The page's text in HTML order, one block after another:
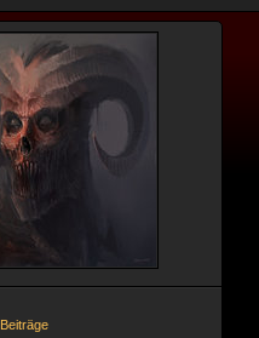
Beiträge